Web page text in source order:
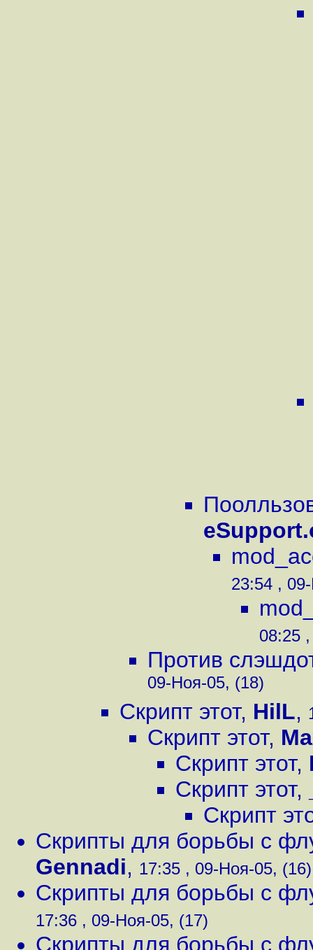
23:54 ,
08:25
Против
09-Ноя-05, (18)
Скрипт этот, HilL,
Скрипт этот,
Скрипт этот,
Скрипт этот,
Скрипт
Скрипты для борьбы с
Gennadi, 17:35 , 09-Ноя-05, (16)
Скрипты для борьбы с
17:36 , 09-Ноя-05, (17)
Скрипты для борьбы с